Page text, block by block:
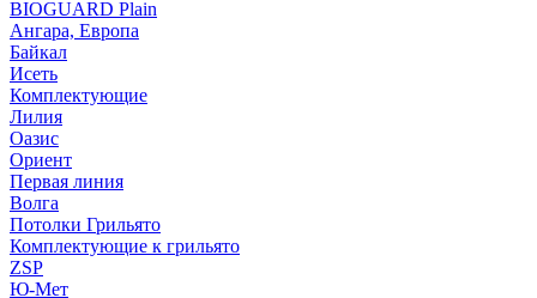
BIOGUARD Plain
Ангара, Европа
Байкал
Исеть
Комплектующие
Лилия
Оазис
Ориент
Первая линия
Волга
Потолки Грильято
Комплектующие к грильято
ZSP
Ю-Мет